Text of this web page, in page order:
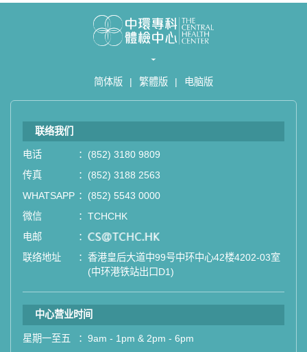
简体版 | 繁體版 | 电脑版
联络我们
电话 ： (852) 3180 9809
传真
： (852) 3188 2563
WHATSAPP ： (852) 5543 0000
微信
： TCHCHK
电邮
： email
联络地址
： 香港皇后大道中99号中环中心42楼4202-03室
(中环港铁站出口D1)
中心营业时间
星期一至五 ： 9am - 1pm & 2pm - 6pm